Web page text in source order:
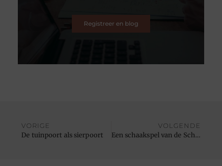
Registreer en blog
VORIGE
De tuinpoort als sierpoort
VOLGENDE
Een schaakspel van de Schaakkoning